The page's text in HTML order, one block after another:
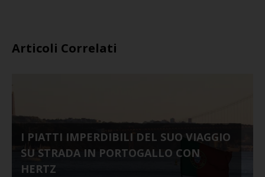
Articoli Correlati
I PIATTI IMPERDIBILI DEL SUO VIAGGIO
SU STRADA IN PORTOGALLO CON
HERTZ